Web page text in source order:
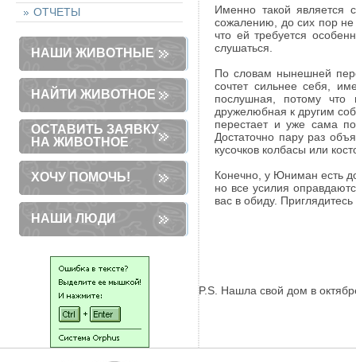
ОТЧЕТЫ
НАШИ ЖИВОТНЫЕ
НАЙТИ ЖИВОТНОЕ
ОСТАВИТЬ ЗАЯВКУ
НА ЖИВОТНОЕ
ХОЧУ ПОМОЧЬ!
НАШИ ЛЮДИ
Именно такой
сожалению, до сих пор не
что ей требуется
слушаться.
По словам нынешней
сочтет сильнее себя,
послушная, потому
дружелюбная к другим
перестает и уже сама
Достаточно пару раз
кусочков колбасы или
Конечно, у Юниман есть
но все усилия
вас в обиду.
P.S. Нашла свой дом в